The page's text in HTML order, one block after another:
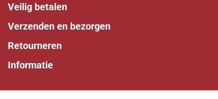
Veilig betalen
Verzenden en bezorgen
Retourneren
Informatie